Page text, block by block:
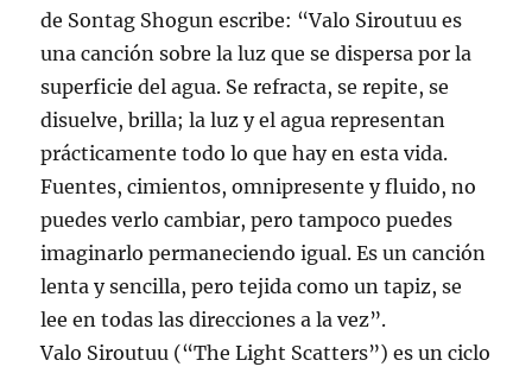
de Sontag Shogun escribe: “Valo Siroutuu es
una canción sobre la luz que se dispersa por la
superficie del agua. Se refracta, se repite, se
disuelve, brilla; la luz y el agua representan
prácticamente todo lo que hay en esta vida.
Fuentes, cimientos, omnipresente y fluido, no
puedes verlo cambiar, pero tampoco puedes
imaginarlo permaneciendo igual. Es un canción
lenta y sencilla, pero tejida como un tapiz, se
lee en todas las direcciones a la vez”.
Valo Siroutuu (“The Light Scatters”) es un ciclo